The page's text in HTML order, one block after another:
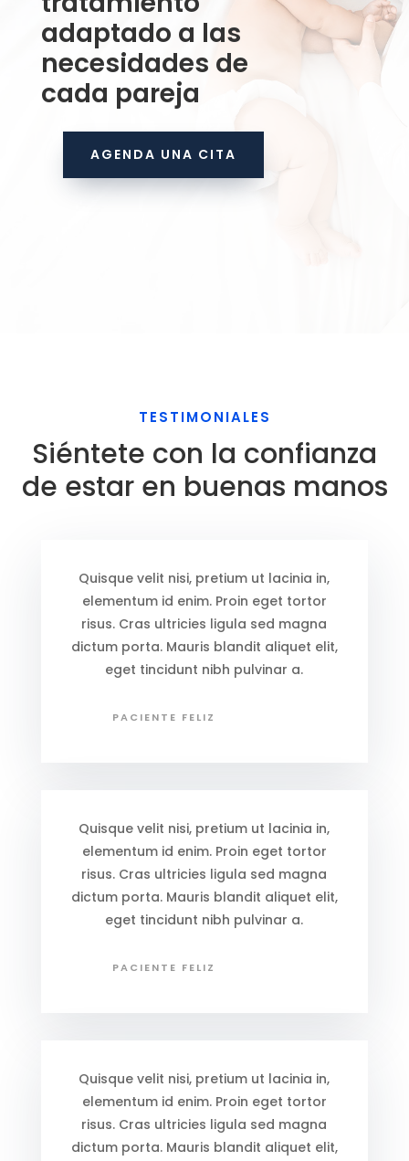
adaptado a las
necesidades de
cada pareja
AGENDA UNA CITA
TESTIMONIALES
Siéntete con la confianza
de estar en buenas manos
Quisque velit nisi, pretium ut lacinia in,
elementum id enim. Proin eget tortor
risus. Cras ultricies ligula sed magna
dictum porta. Mauris blandit aliquet elit,
eget tincidunt nibh pulvinar a.
PACIENTE FELIZ
Quisque velit nisi, pretium ut lacinia in,
elementum id enim. Proin eget tortor
risus. Cras ultricies ligula sed magna
dictum porta. Mauris blandit aliquet elit,
eget tincidunt nibh pulvinar a.
PACIENTE FELIZ
Quisque velit nisi, pretium ut lacinia in,
elementum id enim. Proin eget tortor
risus. Cras ultricies ligula sed magna
dictum porta. Mauris blandit aliquet elit,